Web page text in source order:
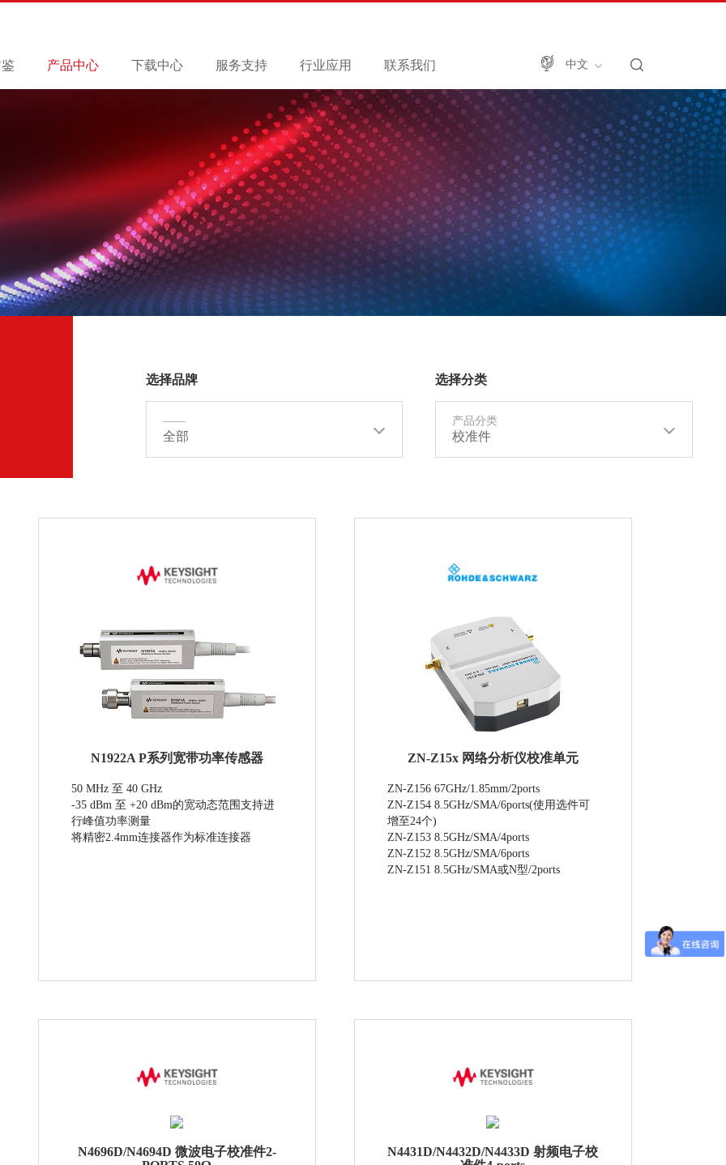
中文
产品中心 下载中心 服务支持 行业应用 联系我们
选择品牌
——
全部
选择分类
产品分类
校准件
N1922A P系列宽带功率传感器
50 MHz 至 40 GHz
-35 dBm 至 +20 dBm的宽动态范围支持进
行峰值功率测量
将精密2.4mm连接器作为标准连接器
ZN-Z15x 网络分析仪校准单元
ZN-Z156 67GHz/1.85mm/2ports
ZN-Z154 8.5GHz/SMA/6ports(使用选件可
增至24个)
ZN-Z153 8.5GHz/SMA/4ports
ZN-Z152 8.5GHz/SMA/6ports
ZN-Z151 8.5GHz/SMA或N型/2ports
N4696D/N4694D 微波电子校准件2-
N4431D/N4432D/N4433D 射频电子校